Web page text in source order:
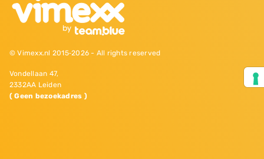
© Vimexx.nl 2015‐2026 - All rights reserved
Vondellaan 47,
2332AA Leiden
( Geen bezoekadres )